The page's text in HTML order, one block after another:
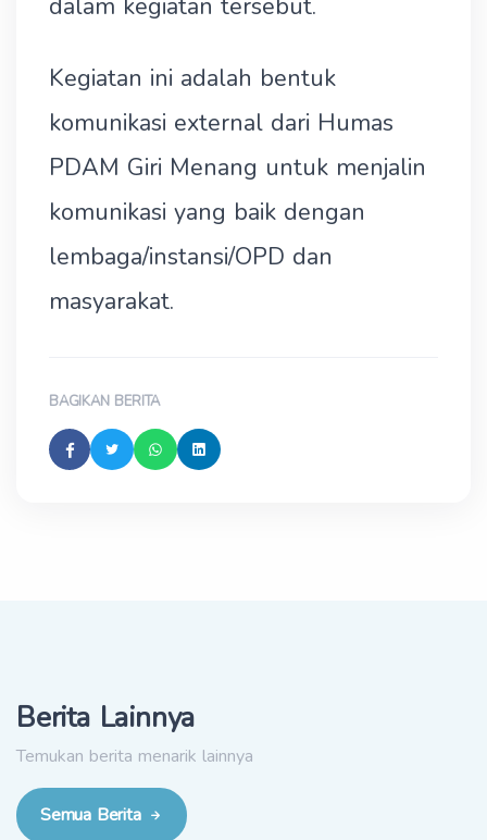
dalam kegiatan tersebut.
Kegiatan ini adalah bentuk
komunikasi external dari Humas
PDAM Giri Menang untuk menjalin
komunikasi yang baik dengan
lembaga/instansi/OPD dan
masyarakat.
BAGIKAN BERITA
Berita Lainnya
Temukan berita menarik lainnya
Semua Berita